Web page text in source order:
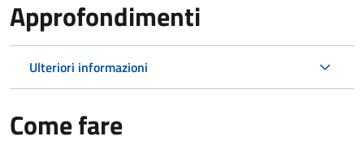
Approfondimenti
Ulteriori informazioni
Come fare